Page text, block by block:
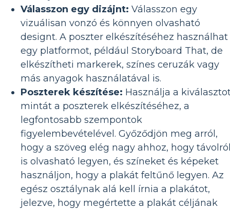
Válasszon egy dizájnt: Válasszon egy
vizuálisan vonzó és könnyen olvasható
designt. A poszter elkészítéséhez használhat
egy platformot, például Storyboard That, de
elkészítheti markerek, színes ceruzák vagy
más anyagok használatával is.
Poszterek készítése: Használja a
mintát a poszterek elkészítéséhez, a
legfontosabb szempontok
figyelembevételével. Győződjön meg arról,
hogy a szöveg elég nagy ahhoz, hogy
is olvasható legyen, és színeket és képeket
használjon, hogy a plakát feltűnő legyen. Az
egész osztálynak alá kell írnia a plakátot,
jelezve, hogy megértette a plakát céljának